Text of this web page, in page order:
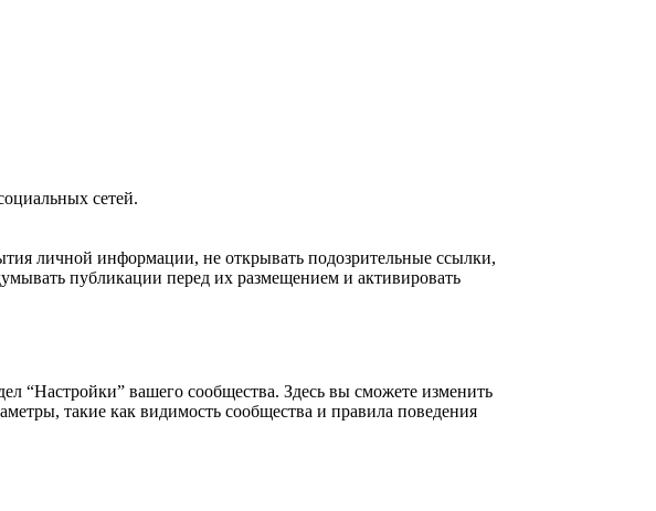
сетей.
личной информации, не открывать подозрительные ссылки,
публикации перед их размещением и активировать
“Настройки” вашего сообщества. Здесь вы сможете изменить
такие как видимость сообщества и правила поведения